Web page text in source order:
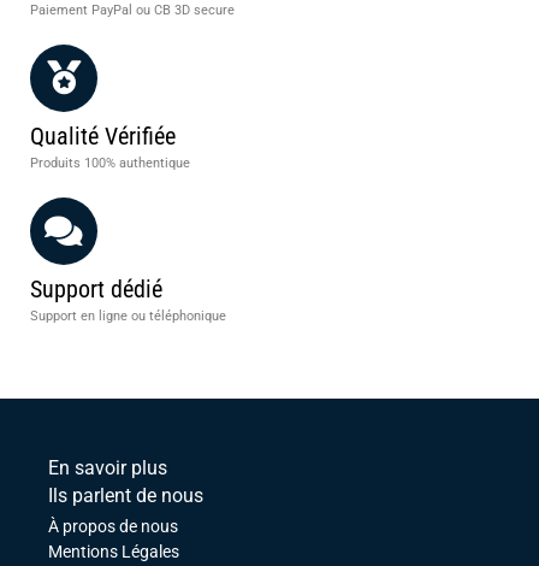
Paiement PayPal ou CB 3D secure
Qualité Vérifiée
Produits 100% authentique
Support dédié
Support en ligne ou téléphonique
En savoir plus
Ils parlent de nous
À propos de nous
Mentions Légales